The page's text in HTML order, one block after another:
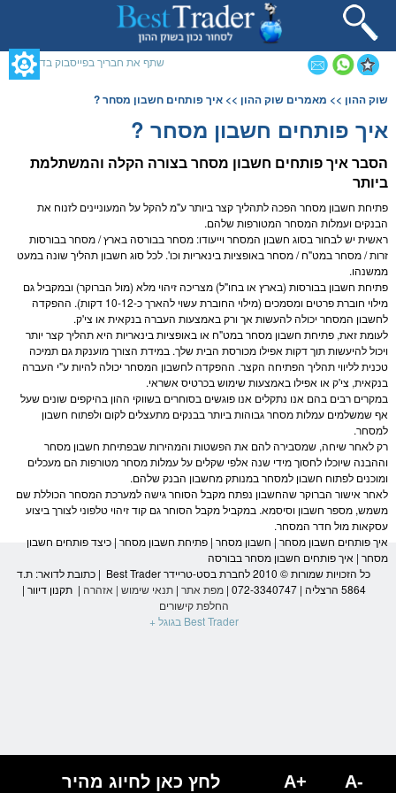
אינטרנט,
לחץ
מרכזי
שתף את חבריך בפייסבוק בדף זה
המרכזי,
ללחוץ
כדי
לדלג
הבא
שוק ההון >> מאמרים שוק ההון >> איך פותחים חשבון מסחר ?
איך פותחים חשבון מסחר ?
הסבר איך פותחים חשבון מסחרבצורה הקלה והמשתלמת
ביותר
פתיחת חשבון מסחרהפכה לתהליך קצר ביותר ע"מ להקל על המעוניינים לזנוח את
הבנקים ועמלות המסחרהמטורפות שלהם.
ראשית יש לבחור בסוג חשבון המסחרוייעודו: מסחר בבורסהבארץ /מסחרבבורסות
זרות /מסחר במט"ח/מסחרבאופציות בינאריותוכו'. לכל סוג חשבון תהליך שונה במעט
ממשנהו.
פתיחת חשבון בבורסות (בארץ או בחו"ל) מצריכה זיהוי מלא (מול הברוקר) ובמקביל גם
מילוי חוברת פרטים ומסמכים (מילוי החוברת עשוי להארך כ-10-12 דקות). ההפקדה
לחשבון המסחריכולה להעשות אך ורק באמצעות העברה בנקאית או צי'ק.
לעומת זאת, פתיחת חשבון מסחר במט"ח או באופציות בינאריותהיא תהליך קצר יותר
ויכול להיעשות תוך דקות אפילו מכורסת הבית שלך. במידת הצורך מוענקת גם תמיכה
טכנית לליווי תהליך הפתיחה הקצר. ההפקדה לחשבון המסחריכולה להיות ע"י העברה
בנקאית, צי'ק או אפילו באמצעות שימוש בכרטיס אשראי.
במקרים רבים בהם אנו נתקלים אנו פוגשים בסוחרים בשווקי ההון בהיקפים שונים שעל
אף שמשלמים עמלותמסחרגבוהות ביותר בבנקים מתעצלים לקום ולפתוח חשבון
למסחר.
רק לאחר שיחה, שמסבירה להם את הפשטות והמהירות שבפתיחת חשבון מסחר
וההבנה שיוכלו לחסוך מידי שנה אלפי שקלים על עמלותמסחרמטורפות הם מעכלים
ומוכנים לפתוח חשבון למסחרבמנותק מחשבון הבנק שלהם.
לאחר אישור הברוקר שהחשבון נפתח מקבל הסוחר גישה למערכת המסחרהכוללת שם
משמש, מספר חשבון וסיסמא. במקביל מקבל הסוחר גם קוד זיהוי טלפוני לצורך ביצוע
עסקאות מול חדר המסחר.
איך פותחים חשבון מסחר| חשבון מסחר| פתיחת חשבון מסחר| כיצד פותחים חשבון
מסחר| איך פותחים חשבון מסחר בבורסה
כל הזכויות שמורות © 2010 לחברת בסט-טריידר Best Trader | כתובת לדואר: ת.ד
5864 הרצליה | 072-3340747 |
מפת אתר | תנאי שימוש | אזהרה | תקנון דיוור |
החלפת קישורים
Best Trader בגוגל +
לחץ כאן לחיוג מהיר A+ A-
איך